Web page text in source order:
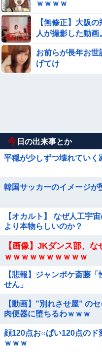
ｗｗｗｗ
【無修正】大阪
人が撮影した動
お前らが長年お
げてけ
今 日の出来事とか
平穏が少しずつ壊れていく
韓国サッカーのイメージが
【オカルト】 なぜ人工宇
より本物らしいのか？
【画像】JKダンス部、
ｗｗｗｗｗｗｗｗｗｗ
【悲報】ジャンポケ斎藤
せん」
【動画】”別れさせ屋” の
肉便器に堕ちるわｗｗｗ
顔120点お○ぱい120点のド
ｗｗｗ